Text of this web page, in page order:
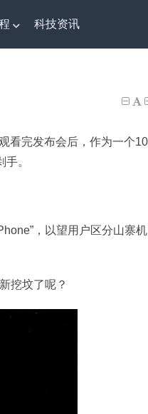
科技资讯
看完发布会后，作为一个10
。
，以望用户区分山寨机
挖坟了呢？